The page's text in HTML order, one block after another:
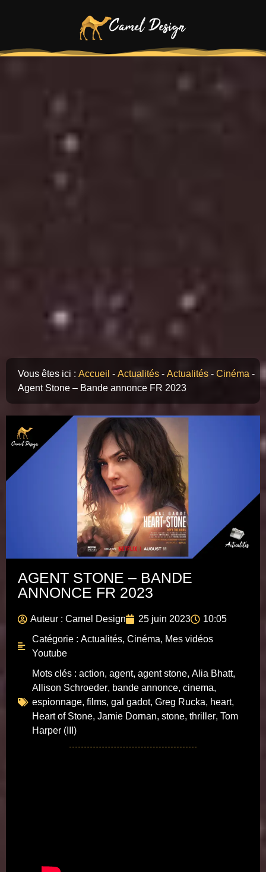
Vous êtes ici : Accueil - Actualités - Actualités - Cinéma -
Agent Stone – Bande annonce FR 2023
AGENT STONE – BANDE
ANNONCE FR 2023
Auteur : Camel Design 25 juin 2023
10:05
Catégorie : Actualités, Cinéma, Mes vidéos
Youtube
Mots clés : action, agent, agent stone, Alia Bhatt,
Allison Schroeder, bande annonce, cinema,
espionnage, films, gal gadot, Greg Rucka, heart,
Heart of Stone, Jamie Dornan, stone, thriller, Tom
Harper (III)